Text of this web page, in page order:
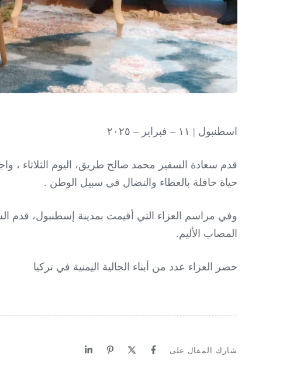
اسطنبول | ١١ – فبراير – ٢٠٢٥
قدم سعادة السفير محمد صالح طريق، اليوم الثلاثاء ،
حياة حافلة بالعطاء والنضال في سبيل الوطن .
وفي مراسم العزاء التي أقيمت بمدينة إسطنبول، قدم
المصاب الأليم.
حضر العزاء عدد من أبناء الجالية اليمنية في تركيا
شارك المقال على